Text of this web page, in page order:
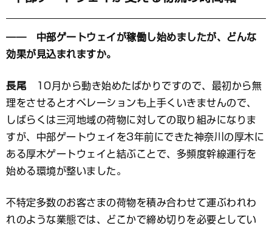
―― 中部ゲートウェイが稼働し始めましたが、どんな
効果が見込まれますか。
長尾 10月から動き始めたばかりですので、最初から無
理をさせるとオペレーションも上手くいきませんので、
しばらくは三河地域の荷物に対しての取り組みになりま
すが、中部ゲートウェイを3年前にできた神奈川の厚木に
ある厚木ゲートウェイと結ぶことで、多頻度幹線運行を
始める環境が整いました。
不特定多数のお客さまの荷物を積み合わせて運ぶわれわ
れのような業態では、どこかで締め切りを必要としてい